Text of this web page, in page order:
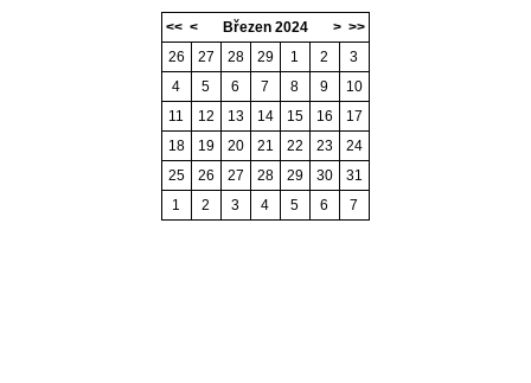
<< < > >>
Březen 2024
26
27 28 29 1 2
3
4
5 6 7 8 9
10
11
12 13 14 15 16
17
18
19 20 21 22 23
24
25
26 27 28 29 30
31
1
2 3 4 5 6 7